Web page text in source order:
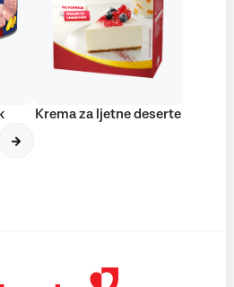
Krema za ljetne deserte